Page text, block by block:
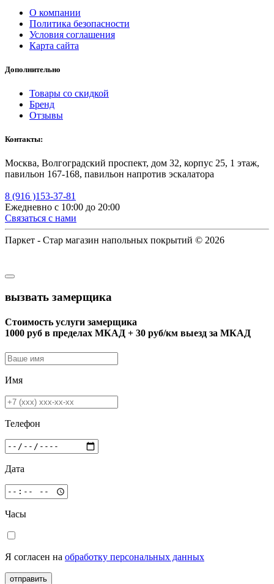
О компании
Политика безопасности
Условия соглашения
Карта сайта
Дополнительно
Товары со скидкой
Бренд
Отзывы
Контакты:
Москва, Волгоградский проспект, дом 32, корпус 25, 1 этаж,
павильон 167-168, павильон напротив эскалатора
8 (916 )153-37-81
Ежедневно с 10:00 до 20:00
Связаться с нами
Паркет - Стар магазин напольных покрытий © 2026
вызвать замерщика
Стоимость услуги замерщика
1000 руб в пределах МКАД + 30 руб/км выезд за МКАД
Имя
Телефон
Дата
Часы
Я согласен на обработку персональных данных
отправить